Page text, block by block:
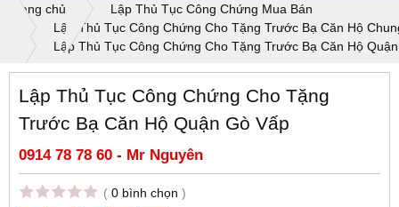
Trang chủ
Lập Thủ Tục Công Chứng Mua Bán
Lập Thủ Tục Công Chứng Cho Tặng Trước Bạ Căn Hộ
Lập Thủ Tục Công Chứng Cho Tặng Trước Bạ Căn Hộ
Lập Thủ Tục Công Chứng Cho Tặng
Trước Bạ Căn Hộ Quận Gò Vấp
0914 78 78 60 - Mr Nguyên
( 0 bình chọn )